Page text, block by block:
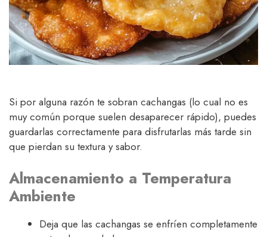
Si por alguna razón te sobran cachangas (lo cual no es
muy común porque suelen desaparecer rápido), puedes
guardarlas correctamente para disfrutarlas más tarde sin
que pierdan su textura y sabor.
Almacenamiento a Temperatura
Ambiente
Deja que las cachangas se enfríen completamente